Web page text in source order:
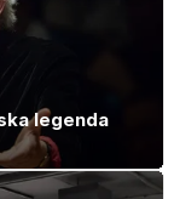
legenda